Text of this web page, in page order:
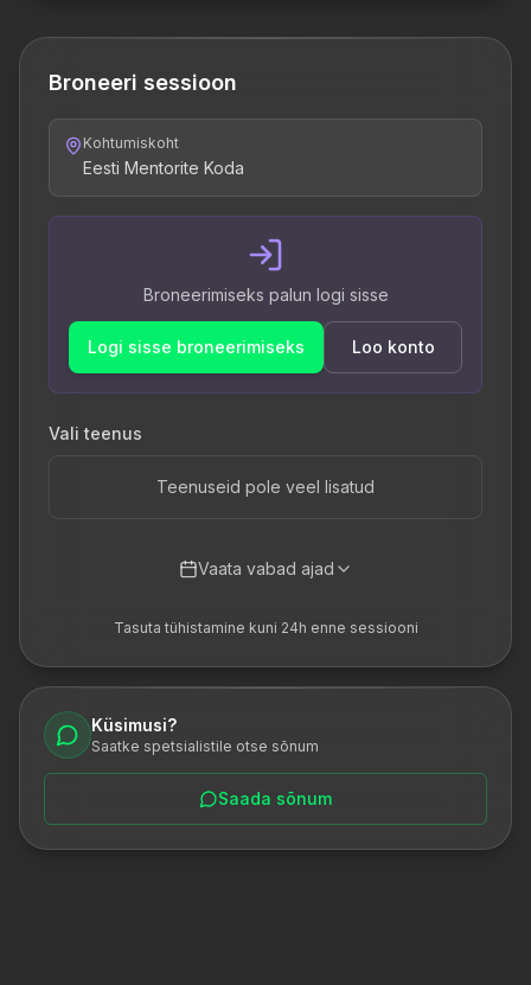
Broneeri sessioon
Kohtumiskoht
Eesti Mentorite Koda
Broneerimiseks palun logi sisse
Logi sisse broneerimiseks Loo konto
Vali teenus
Teenuseid pole veel lisatud
Vaata vabad ajad
Tasuta tühistamine kuni 24h enne sessiooni
Küsimusi?
Saatke spetsialistile otse sõnum
Saada sõnum